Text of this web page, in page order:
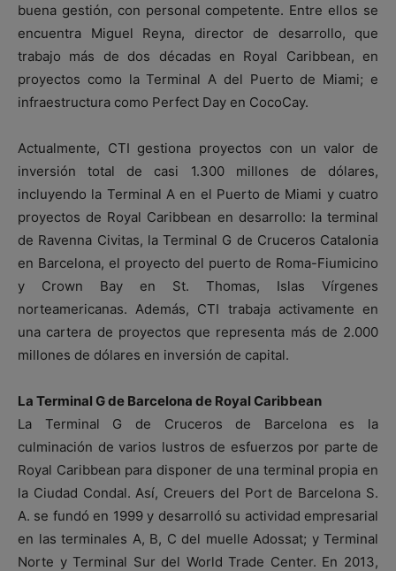
buena gestión, con personal competente. Entre ellos se
encuentra Miguel Reyna, director de desarrollo, que
trabajo más de dos décadas en Royal Caribbean, en
proyectos como la Terminal A del Puerto de Miami; e
infraestructura como Perfect Day en CocoCay.
Actualmente, CTI gestiona proyectos con un valor de
inversión total de casi 1.300 millones de dólares,
incluyendo la Terminal A en el Puerto de Miami y cuatro
proyectos de Royal Caribbean en desarrollo: la terminal
de Ravenna Civitas, la Terminal G de Cruceros Catalonia
en Barcelona, el proyecto del puerto de Roma-Fiumicino
y Crown Bay en St. Thomas, Islas Vírgenes
norteamericanas. Además, CTI trabaja activamente en
una cartera de proyectos que representa más de 2.000
millones de dólares en inversión de capital.
La Terminal G de Barcelona de Royal Caribbean
La Terminal G de Cruceros de Barcelona es la
culminación de varios lustros de esfuerzos por parte de
Royal Caribbean para disponer de una terminal propia en
la Ciudad Condal. Así, Creuers del Port de Barcelona S.
A. se fundó en 1999 y desarrolló su actividad empresarial
en las terminales A, B, C del muelle Adossat; y Terminal
Norte y Terminal Sur del World Trade Center. En 2013,